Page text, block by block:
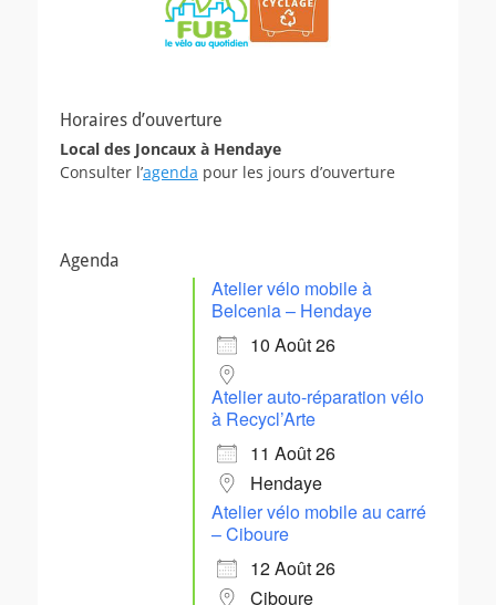
Horaires d’ouverture
Local des Joncaux à Hendaye
Consulter l’agenda pour les jours d’ouverture
Agenda
Atelier vélo mobile à
Belcenia – Hendaye
10 Août 26
Atelier auto-réparation vélo
à Recycl’Arte
11 Août 26
Hendaye
Atelier vélo mobile au carré
– Ciboure
12 Août 26
Ciboure